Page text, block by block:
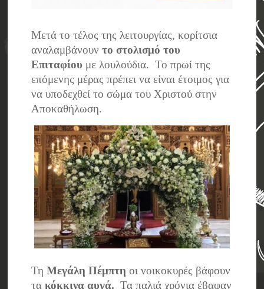
Μετά το τέλος της λειτουργίας, κορίτσια
αναλαμβάνουντο στολισμό του
Επιταφίου με λουλούδια. Το πρωί της
επόμενης μέρας πρέπει να είναι έτοιμος για
να υποδεχθεί το σώμα του Χριστού στην
Αποκαθήλωση.
ΤηΜεγάλη Πέμπτη οι νοικοκυρές βάφουν
τακόκκινα αυγά. Τα παλιά χρόνια έβαφαν